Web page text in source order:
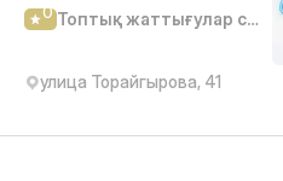
0 Топтық жаттығулар студиясы
улица Торайгырова, 41